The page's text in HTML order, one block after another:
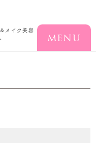
メイク美容